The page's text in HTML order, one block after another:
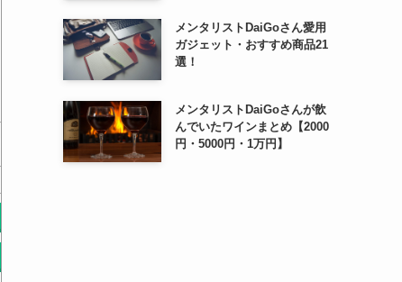
経済と社会：宗教社会学 (創
文社オンデマンド叢書…
宗教社会学入門 (文庫クセジ
ュ)
メンタリストDaiGoさん愛用
ガジェット・おすすめ商品21
選！
メンタリストDaiGoさんが飲
んでいたワインまとめ【2000
円・5000円・1万円】